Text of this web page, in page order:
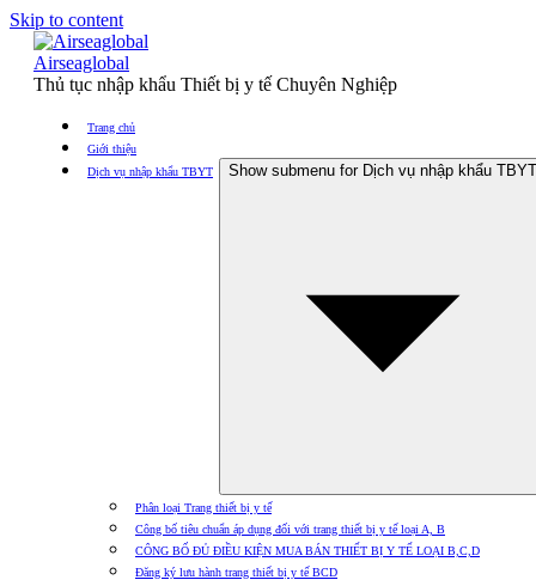
Skip to content
Airseaglobal
Thủ tục nhập khẩu Thiết bị y tế Chuyên Nghiệp
Trang chủ
Giới thiệu
Dịch vụ nhập khẩu TBYT
Show submenu for Dịch vụ nhập khẩu TBYT
Phân loại Trang thiết bị y tế
Công bố tiêu chuẩn áp dụng đối với trang thiết bị y tế loại A, B
CÔNG BỐ ĐỦ ĐIỀU KIỆN MUA BÁN THIẾT BỊ Y TẾ LOẠI B,C,D
Đăng ký lưu hành trang thiết bị y tế BCD